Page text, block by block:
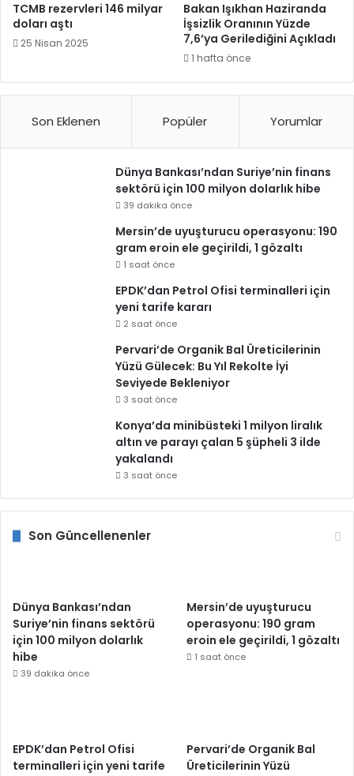
TCMB rezervleri 146 milyar
doları aştı
25 Nisan 2025
Bakan Işıkhan Haziranda
İşsizlik Oranının Yüzde
7,6’ya Gerilediğini Açıkladı
1 hafta önce
Son Eklenen Popüler Yorumlar
Dünya Bankası’ndan Suriye’nin finans
sektörü için 100 milyon dolarlık hibe
39 dakika önce
Mersin’de uyuşturucu operasyonu: 190
gram eroin ele geçirildi, 1 gözaltı
1 saat önce
EPDK’dan Petrol Ofisi terminalleri için
yeni tarife kararı
2 saat önce
Pervari’de Organik Bal Üreticilerinin
Yüzü Gülecek: Bu Yıl Rekolte İyi
Seviyede Bekleniyor
3 saat önce
Konya’da minibüsteki 1 milyon liralık
altın ve parayı çalan 5 şüpheli 3 ilde
yakalandı
3 saat önce
Son Güncellenenler
Dünya Bankası’ndan
Suriye’nin finans sektörü
için 100 milyon dolarlık
hibe
39 dakika önce
Mersin’de uyuşturucu
operasyonu: 190 gram
eroin ele geçirildi, 1 gözaltı
1 saat önce
EPDK’dan Petrol Ofisi
terminalleri için yeni tarife
Pervari’de Organik Bal
Üreticilerinin Yüzü